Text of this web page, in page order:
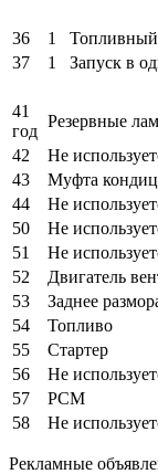
36
1
Топливный
37
1
Запуск в
41
год
Резервные
42
Не
43
Муфта
44
Не
50
Не
51
Не
52
Двигатель
53
Заднее
54
Топливо
55
Стартер
56
Не
57
PCM
58
Не
Рекламные